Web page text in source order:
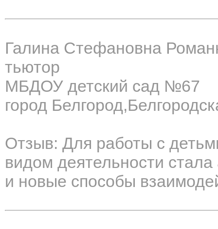
Галина Стефановна
тьютор
МБДОУ детский сад №67
город
Отзыв: Для работы с
видом деятельности
и новые способы